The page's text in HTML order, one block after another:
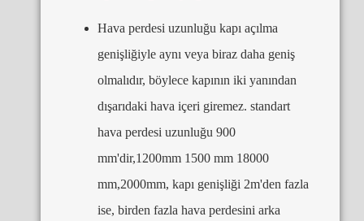
Hava perdesi uzunluğu kapı açılma
genişliğiyle aynı veya biraz daha geniş
olmalıdır, böylece kapının iki yanından
dışarıdaki hava içeri giremez. standart
hava perdesi uzunluğu 900
mm'dir,1200mm 1500 mm 18000
mm,2000mm, kapı genişliği 2m'den fazla
ise, birden fazla hava perdesini arka